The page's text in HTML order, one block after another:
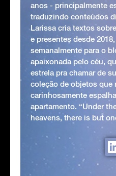
anos - principalmente
traduzindo conteúdos
Larissa cria textos
e presentes desde
semanalmente para o
apaixonada pelo céu,
estrela pra chamar de
coleção de objetos que
carinhosamente
apartamento. “Under
heavens, there is but